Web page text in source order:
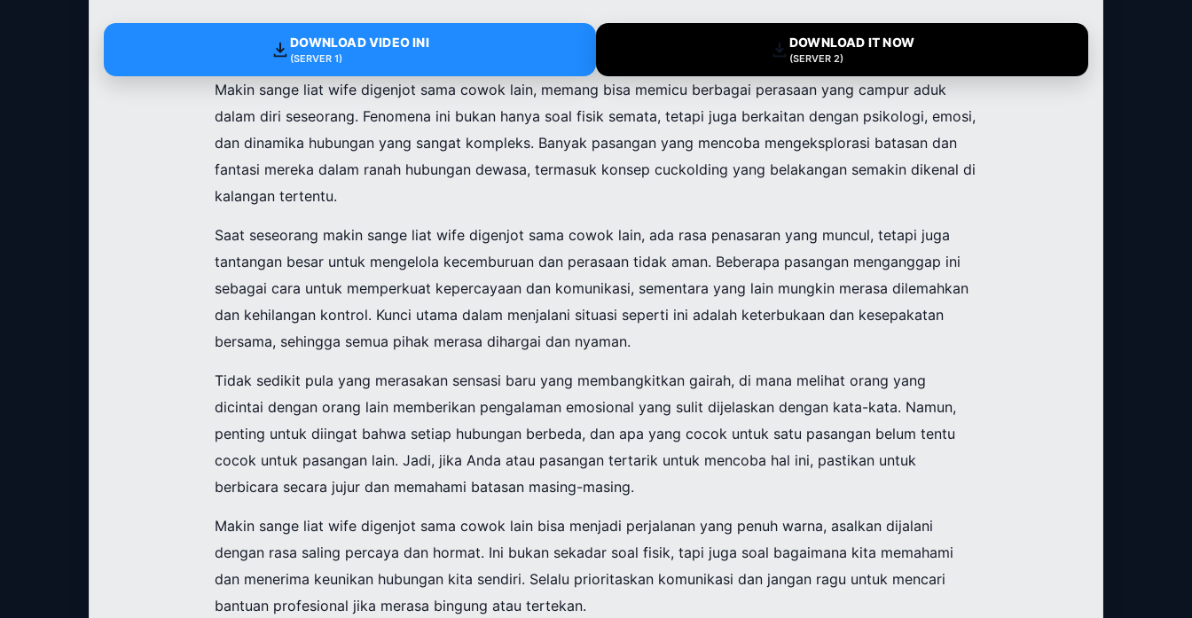
DOWNLOAD VIDEO INI
(SERVER 1)
DOWNLOAD IT NOW
(SERVER 2)
Makin sange liat wife digenjot sama cowok lain, memang bisa memicu berbagai perasaan yang campur aduk
dalam diri seseorang. Fenomena ini bukan hanya soal fisik semata, tetapi juga berkaitan dengan psikologi, emosi,
dan dinamika hubungan yang sangat kompleks. Banyak pasangan yang mencoba mengeksplorasi batasan dan
fantasi mereka dalam ranah hubungan dewasa, termasuk konsep cuckolding yang belakangan semakin dikenal di
kalangan tertentu.
Saat seseorang makin sange liat wife digenjot sama cowok lain, ada rasa penasaran yang muncul, tetapi juga
tantangan besar untuk mengelola kecemburuan dan perasaan tidak aman. Beberapa pasangan menganggap ini
sebagai cara untuk memperkuat kepercayaan dan komunikasi, sementara yang lain mungkin merasa dilemahkan
dan kehilangan kontrol. Kunci utama dalam menjalani situasi seperti ini adalah keterbukaan dan kesepakatan
bersama, sehingga semua pihak merasa dihargai dan nyaman.
Tidak sedikit pula yang merasakan sensasi baru yang membangkitkan gairah, di mana melihat orang yang
dicintai dengan orang lain memberikan pengalaman emosional yang sulit dijelaskan dengan kata-kata. Namun,
penting untuk diingat bahwa setiap hubungan berbeda, dan apa yang cocok untuk satu pasangan belum tentu
cocok untuk pasangan lain. Jadi, jika Anda atau pasangan tertarik untuk mencoba hal ini, pastikan untuk
berbicara secara jujur dan memahami batasan masing-masing.
Makin sange liat wife digenjot sama cowok lain bisa menjadi perjalanan yang penuh warna, asalkan dijalani
dengan rasa saling percaya dan hormat. Ini bukan sekadar soal fisik, tapi juga soal bagaimana kita memahami
dan menerima keunikan hubungan kita sendiri. Selalu prioritaskan komunikasi dan jangan ragu untuk mencari
bantuan profesional jika merasa bingung atau tertekan.